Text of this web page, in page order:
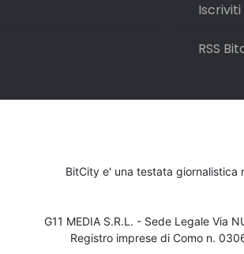
RSS
BitCity e' una testata giornalistica
G11 MEDIA S.R.L. - Sede Legale Via
Registro imprese di Como n.